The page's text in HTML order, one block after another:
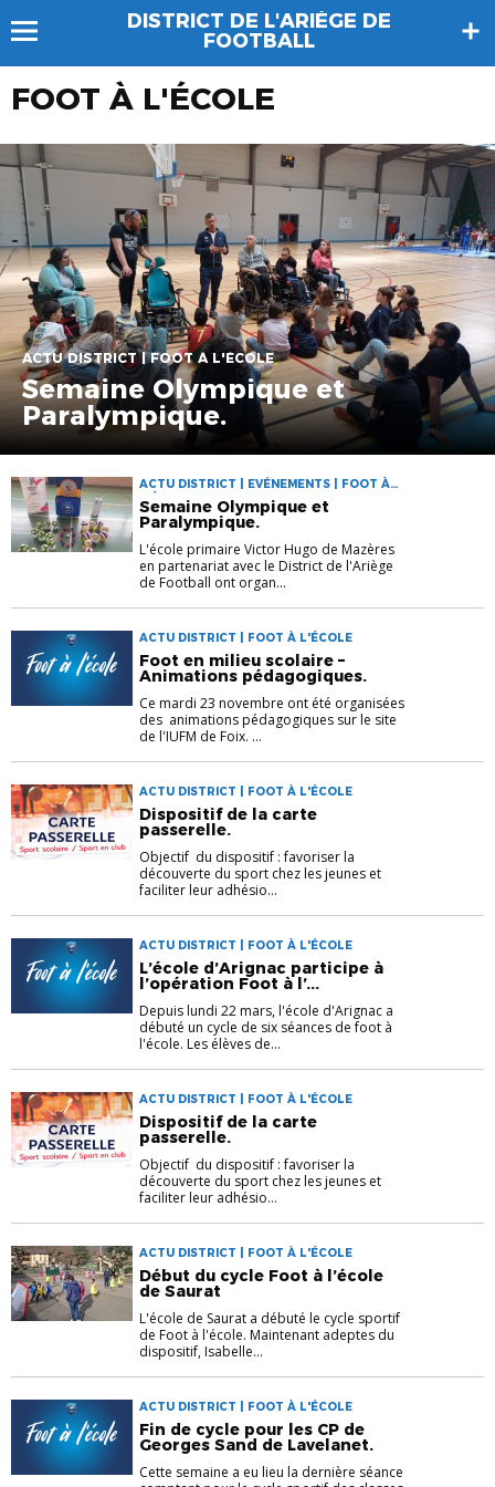
DISTRICT DE L'ARIÈGE DE
FOOTBALL
FOOT À L'ÉCOLE
ACTU DISTRICT | FOOT À L'ÉCOLE
Semaine Olympique et
Paralympique.
ACTU DISTRICT | EVÉNEMENTS | FOOT À
L'ÉCOLE
Semaine Olympique et
Paralympique.
L'école primaire Victor Hugo de Mazères
en partenariat avec le District de l'Ariège
de Football ont organ...
ACTU DISTRICT | FOOT À L'ÉCOLE
Foot en milieu scolaire –
Animations pédagogiques.
Ce mardi 23 novembre ont été organisées
des animations pédagogiques sur le site
de l'IUFM de Foix. ...
ACTU DISTRICT | FOOT À L'ÉCOLE
Dispositif de la carte
passerelle.
Objectif du dispositif : favoriser la
découverte du sport chez les jeunes et
faciliter leur adhésio...
ACTU DISTRICT | FOOT À L'ÉCOLE
L’école d’Arignac participe à
l’opération Foot à l’...
Depuis lundi 22 mars, l'école d'Arignac a
débuté un cycle de six séances de foot à
l'école. Les élèves de...
ACTU DISTRICT | FOOT À L'ÉCOLE
Dispositif de la carte
passerelle.
Objectif du dispositif : favoriser la
découverte du sport chez les jeunes et
faciliter leur adhésio...
ACTU DISTRICT | FOOT À L'ÉCOLE
Début du cycle Foot à l’école
de Saurat
L'école de Saurat a débuté le cycle sportif
de Foot à l'école. Maintenant adeptes du
dispositif, Isabelle...
ACTU DISTRICT | FOOT À L'ÉCOLE
Fin de cycle pour les CP de
Georges Sand de Lavelanet.
Cette semaine a eu lieu la dernière séance